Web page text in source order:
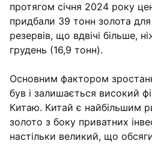
протягом січня 2024 року
придбали 39 тонн золота
резервів, що вдвічі більше,
грудень (16,9 тонн).
Основним фактором
був і залишається високий
Китаю. Китай є найбільшим
золото з боку приватних
настільки великий, що